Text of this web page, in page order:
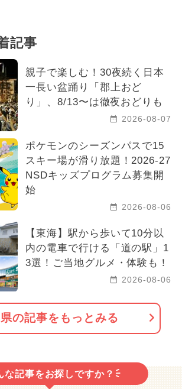
記事
親子で楽しむ！30夜続く日本
一長い盆踊り「郡上おど
り」、8/13〜は徹夜おどりも
2026-08-07
ポケモンのシーズンパスで15
スキー場が滑り放題！2026-27
NSDキッズプログラム募集開
始
2026-08-06
【東海】駅から歩いて10分以
内の電車で行ける「道の駅」1
3選！ご当地グルメ・体験も！
2026-08-06
の記事をもっとみる
な記事をお探しですか？